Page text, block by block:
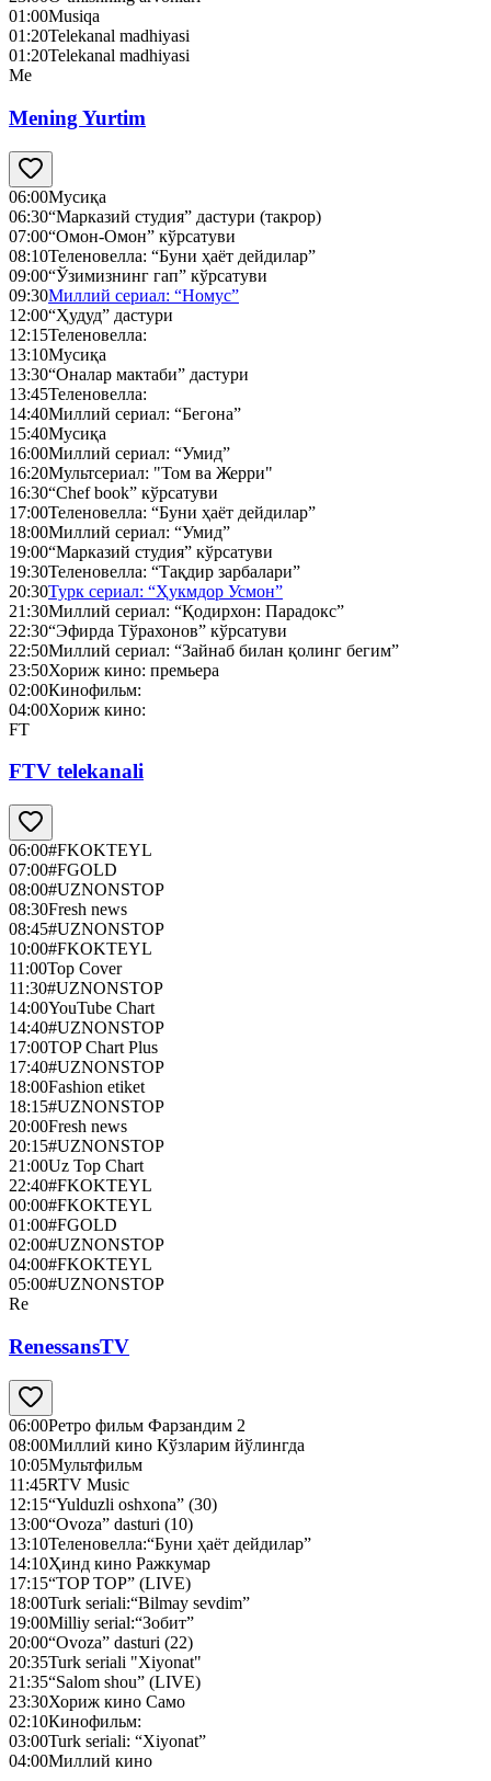
01:00Musiqa
01:20Telekanal madhiyasi
01:20Telekanal madhiyasi
Me
Mening Yurtim
06:00Мусиқа
06:30“Марказий студия” дастури (такрор)
07:00“Омон-Омон” кўрсатуви
08:10Теленовелла: “Буни ҳаёт дейдилар”
09:00“Ўзимизнинг гап” кўрсатуви
09:30Миллий сериал: “Номус”
12:00“Ҳудуд” дастури
12:15Теленовелла:
13:10Мусиқа
13:30“Оналар мактаби” дастури
13:45Теленовелла:
14:40Миллий сериал: “Бегона”
15:40Мусиқа
16:00Миллий сериал: “Умид”
16:20Мультсериал: "Том ва Жерри"
16:30“Chef book” кўрсатуви
17:00Теленовелла: “Буни ҳаёт дейдилар”
18:00Миллий сериал: “Умид”
19:00“Марказий студия” кўрсатуви
19:30Теленовелла: “Тақдир зарбалари”
20:30Турк сериал: “Ҳукмдор Усмон”
21:30Миллий сериал: “Қодирхон: Парадокс”
22:30“Эфирда Тўрахонов” кўрсатуви
22:50Миллий сериал: “Зайнаб билан қолинг бегим”
23:50Хориж кино: премьера
02:00Кинофильм:
04:00Хориж кино:
FT
FTV telekanali
06:00#FKOKTEYL
07:00#FGOLD
08:00#UZNONSTOP
08:30Fresh news
08:45#UZNONSTOP
10:00#FKOKTEYL
11:00Top Cover
11:30#UZNONSTOP
14:00YouTube Chart
14:40#UZNONSTOP
17:00TOP Chart Plus
17:40#UZNONSTOP
18:00Fashion etiket
18:15#UZNONSTOP
20:00Fresh news
20:15#UZNONSTOP
21:00Uz Top Chart
22:40#FKOKTEYL
00:00#FKOKTEYL
01:00#FGOLD
02:00#UZNONSTOP
04:00#FKOKTEYL
05:00#UZNONSTOP
Re
RenessansTV
06:00Ретро фильм Фарзандим 2
08:00Миллий кино Кўзларим йўлингда
10:05Мультфильм
11:45RTV Music
12:15“Yulduzli oshxona” (30)
13:00“Ovoza” dasturi (10)
13:10Теленовелла:“Буни ҳаёт дейдилар”
14:10Ҳинд кино Ражкумар
17:15“TOP TOP” (LIVE)
18:00Turk seriali:“Bilmay sevdim”
19:00Milliy serial:“Зобит”
20:00“Ovoza” dasturi (22)
20:35Turk seriali "Xiyonat"
21:35“Salom shou” (LIVE)
23:30Хориж кино Само
02:10Кинофильм:
03:00Turk seriali: “Xiyonat”
04:00Миллий кино